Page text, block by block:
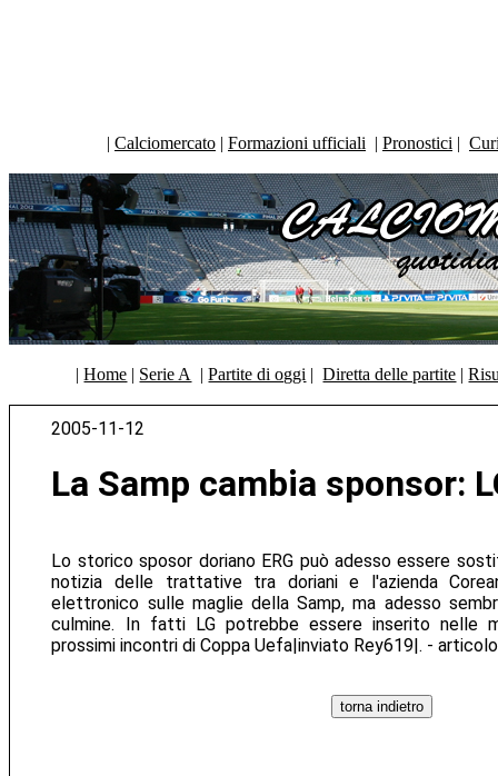
| Calciomercato | Formazioni ufficiali | Pronostici |
|Home | Serie A |Partite di oggi |Diretta delle partite |
2005-11-12
La Samp cambia sponsor:
Lo storico sposor doriano ERG può adesso essere
notizia delle trattative tra doriani e l'azienda
elettronico sulle maglie della Samp, ma adesso
culmine. In fatti LG potrebbe essere inserito nelle
prossimi incontri di Coppa Uefa|inviato Rey619|. -